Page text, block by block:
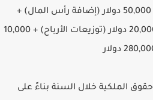
200,000 دولار (بداية السنة) + 50,000 دولار (إضافة رأس المال) +
40,000 دولار (صافي الربح) - 20,000 دولار (توزيعات الأرباح) + 10,000
الملكية خلال السنة بناءً على